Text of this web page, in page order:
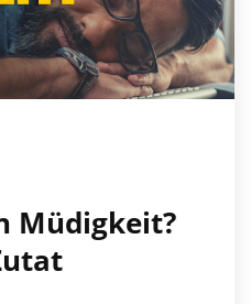
Müdigkeit?